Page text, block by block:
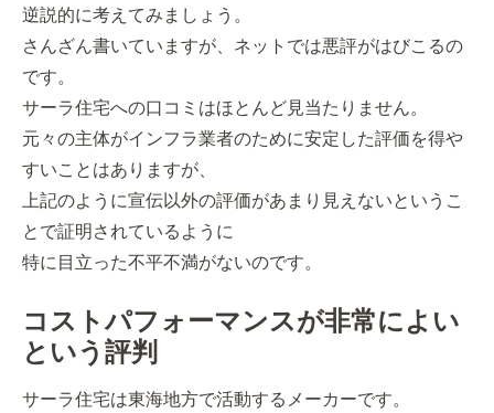
逆説的に考えてみましょう。
さんざん書いていますが、ネットでは悪評がはびこるの
です。
サーラ住宅への口コミはほとんど見当たりません。
元々の主体がインフラ業者のために安定した評価を得や
すいことはありますが、
上記のように宣伝以外の評価があまり見えないというこ
とで証明されているように
特に目立った不平不満がないのです。
コストパフォーマンスが非常によい
という評判
サーラ住宅は東海地方で活動するメーカーです。